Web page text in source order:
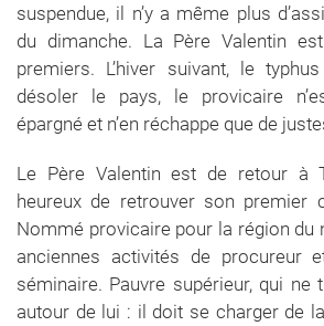
suspendue, il n’y a même plus
du dimanche. La Père Valentin
premiers. L’hiver suivant, le
désoler le pays, le provicaire
épargné et n’en réchappe que de
Le Père Valentin est de retour à
heureux de retrouver son premier
Nommé provicaire pour la région du
anciennes activités de procureur
séminaire. Pauvre supérieur, qui ne
autour de lui : il doit se charger de